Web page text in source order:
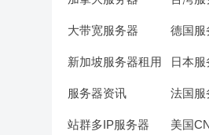
大带宽服务器 德国服
新加坡服务器租用 日本
服务器资讯 法国服
站群多IP服务器 美国